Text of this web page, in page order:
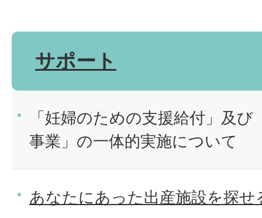
サポート
「妊婦のための支援給付」及
事業」の一体的実施について
あなたにあった出産施設を探